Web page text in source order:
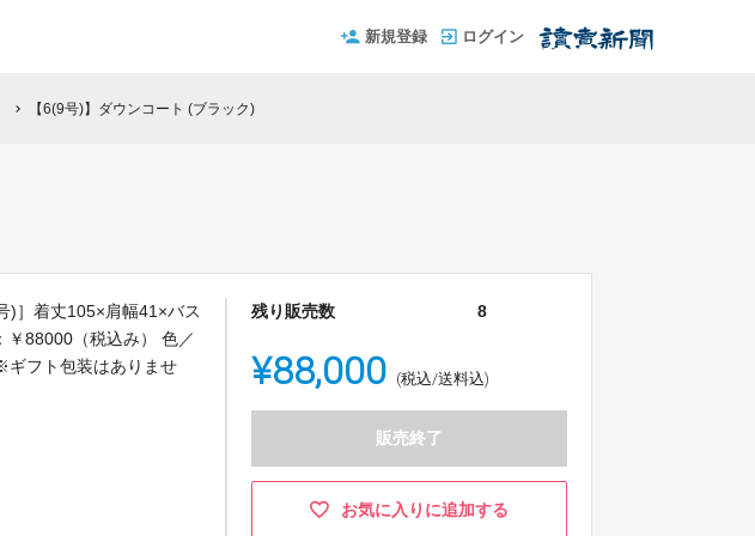
新規登録 ログイン
chevron_right 【6(9号)】ダウンコート (ブラック)
)］着丈105×肩幅41×バス
￥88000（税込み） 色／
フト包装はありませ
残り販売数 8
¥88,000 (税込/送料込)
販売終了
お気に入りに追加する